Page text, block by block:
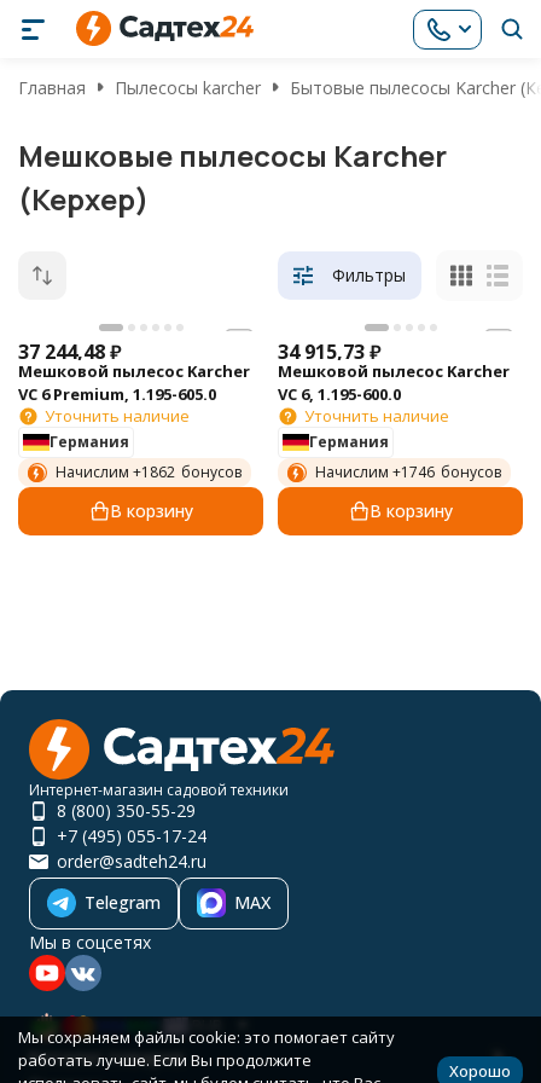
Главная Пылесосы karcher Бытовые пылесосы Karcher
Мешковые пылесосы Karcher
(Керхер)
Фильтры
37 244,48₽
Мешковой пылесос Karcher
VC 6 Premium, 1.195-605.0
Уточнить наличие
Германия
Начислим +1862 бонусов
В корзину
34 915,73₽
Мешковой пылесос Karcher
VC 6, 1.195-600.0
Уточнить наличие
Германия
Начислим +1746 бонусов
В корзину
Интернет-магазин садовой техники
8 (800) 350-55-29
+7 (495) 055-17-24
order@sadteh24.ru
Telegram
MAX
Мы в соцсетях
Каталог товаров
Мы сохраняем файлы cookie: это помогает сайту
работать лучше. Если Вы продолжите
Хорошо